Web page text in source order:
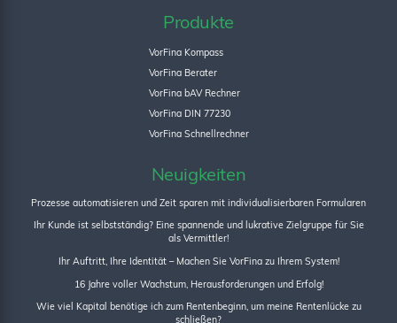
Produkte
VorFina Kompass
VorFina Berater
VorFina bAV Rechner
VorFina DIN 77230
VorFina Schnellrechner
Neuigkeiten
Prozesse automatisieren und Zeit sparen mit individualisierbaren Formularen
Ihr Kunde ist selbstständig? Eine spannende und lukrative Zielgruppe für Sie
als Vermittler!
Ihr Auftritt, Ihre Identität – Machen Sie VorFina zu Ihrem System!
16 Jahre voller Wachstum, Herausforderungen und Erfolg!
Wie viel Kapital benötige ich zum Rentenbeginn, um meine Rentenlücke zu
schließen?